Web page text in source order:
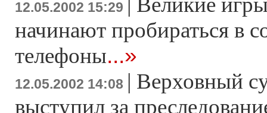
12.05.2002 15:29
начинают пробираться в
телефоны...»
12.05.2002 14:08 | Верховный
выступил за